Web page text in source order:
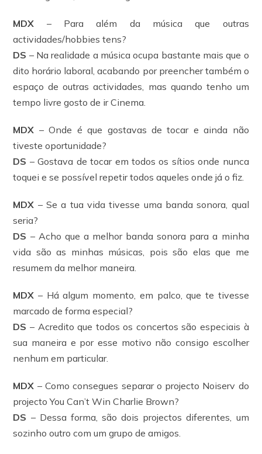
MDX – Para além da música que outras
actividades/hobbies tens?
DS – Na realidade a música ocupa bastante mais que o
dito horário laboral, acabando por preencher também o
espaço de outras actividades, mas quando tenho um
tempo livre gosto de ir Cinema.
MDX – Onde é que gostavas de tocar e ainda não
tiveste oportunidade?
DS – Gostava de tocar em todos os sítios onde nunca
toquei e se possível repetir todos aqueles onde já o fiz.
MDX – Se a tua vida tivesse uma banda sonora, qual
seria?
DS – Acho que a melhor banda sonora para a minha
vida são as minhas músicas, pois são elas que me
resumem da melhor maneira.
MDX – Há algum momento, em palco, que te tivesse
marcado de forma especial?
DS – Acredito que todos os concertos são especiais à
sua maneira e por esse motivo não consigo escolher
nenhum em particular.
MDX – Como consegues separar o projecto Noiserv do
projecto You Can’t Win Charlie Brown?
DS – Dessa forma, são dois projectos diferentes, um
sozinho outro com um grupo de amigos.